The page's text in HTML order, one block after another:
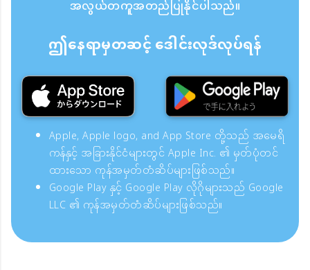
အလွယ်တကူအတည်ပြုနိုင်ပါသည်။
ဤနေရာမှတဆင့် ဒေါင်းလုဒ်လုပ်ရန်
Apple, Apple logo, and App Store တို့သည် အမေရိ
ကန်နှင့် အခြားနိုင်ငံများတွင် Apple Inc. ၏ မှတ်ပုံတင်
ထားသော ကုန်အမှတ်တံဆိပ်များဖြစ်သည်။
Google Play နှင့် Google Play လိုဂိုများသည် Google
LLC ၏ ကုန်အမှတ်တံဆိပ်များဖြစ်သည်။